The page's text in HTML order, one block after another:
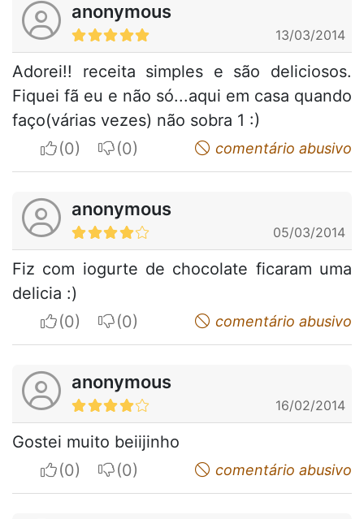
anonymous
13/03/2014
Adorei!! receita simples e são deliciosos.
Fiquei fã eu e não só...aqui em casa quando
faço(várias vezes) não sobra 1 :)
I apreciateI do not appreciatecomentário abusivo
anonymous
05/03/2014
Fiz com iogurte de chocolate ficaram uma
delicia :)
I apreciateI do not appreciatecomentário abusivo
anonymous
16/02/2014
Gostei muito beiijinho
I apreciateI do not appreciatecomentário abusivo